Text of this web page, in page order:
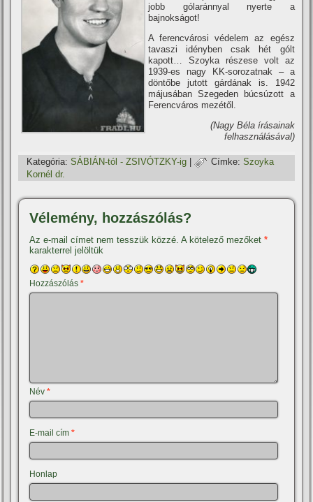
jobb gólaránnyal nyerte a
bajnokságot!
A ferencvárosi védelem az egész
tavaszi idényben csak hét gólt
kapott… Szoyka részese volt az
1939-es nagy KK-sorozatnak – a
döntőbe jutott gárdának is. 1942
májusában Szegeden búcsúzott a
Ferencváros mezétől.
(Nagy Béla í­rásainak
felhasználásával)
Kategória: SÁBIÁN-tól - ZSIVÓTZKY-ig | Címke: Szoyka
Kornél dr.
Vélemény, hozzászólás?
Az e-mail címet nem tesszük közzé. A kötelező mezőket*
karakterrel jelöltük
Hozzászólás*
Név*
E-mail cím*
Honlap